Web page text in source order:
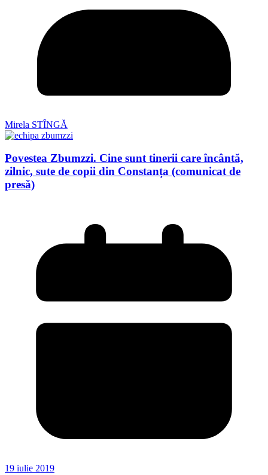
Mirela STÎNGĂ
Povestea Zbumzzi. Cine sunt tinerii care încântă,
zilnic, sute de copii din Constanța (comunicat de
presă)
19 iulie 2019